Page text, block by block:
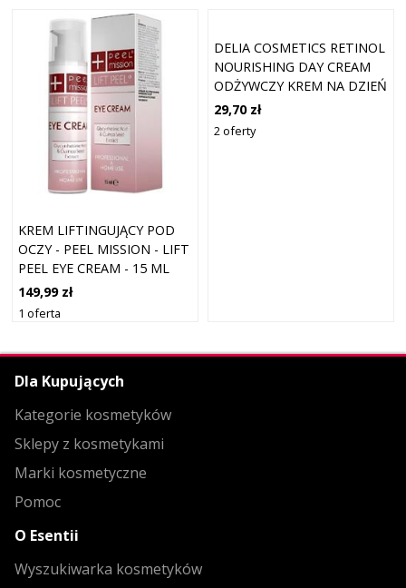
KREM LIFTINGUJĄCY POD
OCZY - PEEL MISSION - LIFT
PEEL EYE CREAM - 15 ML
149,99 zł
1 oferta
DELIA COSMETICS RETINOL
NOURISHING DAY CREAM
ODŻYWCZY KREM NA DZIEŃ
Z RETINOLEM 50 ML
29,70 zł
2 oferty
Dla Kupujących
Kategorie kosmetyków
Sklepy z kosmetykami
Marki kosmetyczne
Pomoc
O Esentii
Wyszukiwarka kosmetyków